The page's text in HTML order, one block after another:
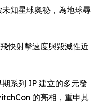
知星球奧秘，為地球尋
快射擊速度與毀滅性近
系列 IP 建立的多元發
的亮相，重申其